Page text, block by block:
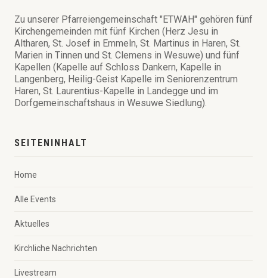
Zu unserer Pfarreiengemeinschaft "ETWAH" gehören fünf
Kirchengemeinden mit fünf Kirchen (Herz Jesu in
Altharen, St. Josef in Emmeln, St. Martinus in Haren, St.
Marien in Tinnen und St. Clemens in Wesuwe) und fünf
Kapellen (Kapelle auf Schloss Dankern, Kapelle in
Langenberg, Heilig-Geist Kapelle im Seniorenzentrum
Haren, St. Laurentius-Kapelle in Landegge und im
Dorfgemeinschaftshaus in Wesuwe Siedlung).
SEITENINHALT
Home
Alle Events
Aktuelles
Kirchliche Nachrichten
Livestream